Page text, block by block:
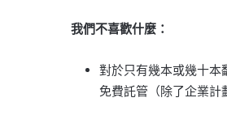
我們不喜歡什麼：
對於只有幾本或幾十
免費託管（除了企業計